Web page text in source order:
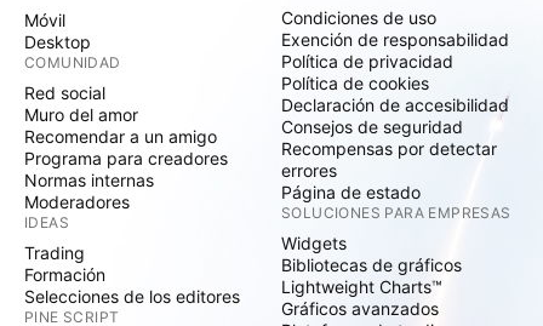
Móvil
Desktop
COMUNIDAD
Red social
Muro del amor
Recomendar a un amigo
Programa para creadores
Normas internas
Moderadores
IDEAS
Trading
Formación
Selecciones de los editores
PINE SCRIPT
Condiciones de uso
Exención de responsabilidad
Política de privacidad
Política de cookies
Declaración de accesibilidad
Consejos de seguridad
Recompensas por detectar
errores
Página de estado
SOLUCIONES PARA EMPRESAS
Widgets
Bibliotecas de gráficos
Lightweight Charts™
Gráficos avanzados